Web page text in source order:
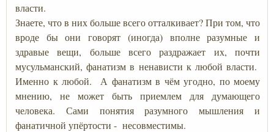
власти.
Знаете, что в них больше всего отталкивает? При том, что
вроде бы они говорят (иногда) вполне разумные и
здравые вещи, больше всего раздражает их, почти
мусульманский, фанатизм в ненависти к любой власти.
Именно к любой. А фанатизм в чём угодно, по моему
мнению, не может быть приемлем для думающего
человека. Сами понятия разумного мышления и
фанатичной упёртости - несовместимы.